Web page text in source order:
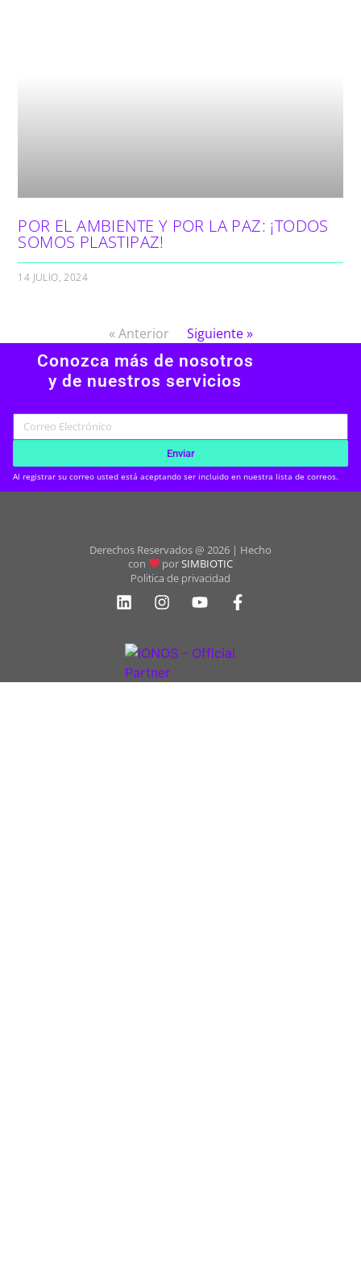
POR EL AMBIENTE Y POR LA PAZ: ¡TODOS
SOMOS PLASTIPAZ!
14 JULIO, 2024
« Anterior Siguiente »
Conozca más de nosotros
y de nuestros servicios
Enviar
Al registrar su correo usted está aceptando ser incluido en nuestra lista de correos.
Derechos Reservados @ 2026 | Hecho
con
porSIMBIOTIC
Politica de privacidad